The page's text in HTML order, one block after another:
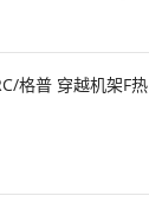
格普 穿越机架F热